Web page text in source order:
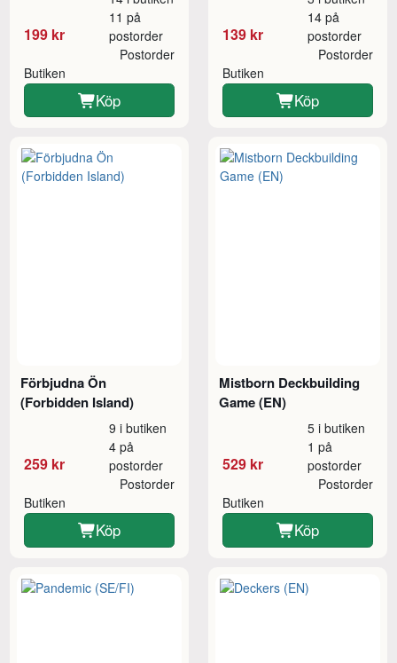
199 kr
11 på
postorder
Butiken
Postorder
Köp
139 kr
14 på
postorder
Butiken
Postorder
Köp
Förbjudna Ön
(Forbidden Island)
259 kr
9 i butiken
4 på
postorder
Butiken
Postorder
Köp
Mistborn Deckbuilding
Game (EN)
529 kr
5 i butiken
1 på
postorder
Butiken
Postorder
Köp